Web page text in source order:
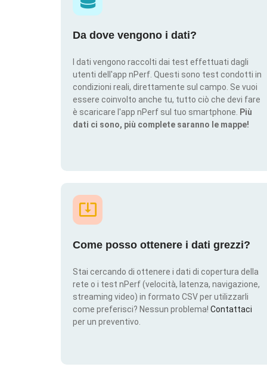
Da dove vengono i dati?
I dati vengono raccolti dai test effettuati dagli
utenti dell'app nPerf. Questi sono test condotti in
condizioni reali, direttamente sul campo. Se vuoi
essere coinvolto anche tu, tutto ciò che devi fare
è scaricare l'app nPerf sul tuo smartphone.
Più
dati ci sono, più complete saranno le mappe!
Come posso ottenere i dati grezzi?
Stai cercando di ottenere i dati di copertura della
rete o i test nPerf (velocità, latenza, navigazione,
streaming video) in formato CSV per utilizzarli
come preferisci? Nessun problema! Contattaci
per un preventivo.